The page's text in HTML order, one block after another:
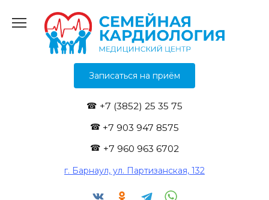
содержанию
Записаться на приём
+7 (3852) 25 35 75
+7 903 947 8575
+7 960 963 6702
г. Барнаул, ул. Партизанская, 132